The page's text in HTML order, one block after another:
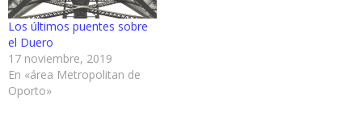
Los últimos puentes sobre
el Duero
17 noviembre, 2019
En «área Metropolitan de
Oporto»